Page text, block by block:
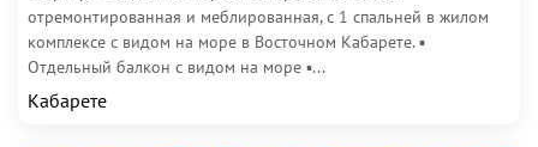
отремонтированная и меблированная, с 1 спальней в жилом
комплексе с видом на море в Восточном Кабарете. ▪
Отдельный балкон с видом на море ▪...
Кабарете